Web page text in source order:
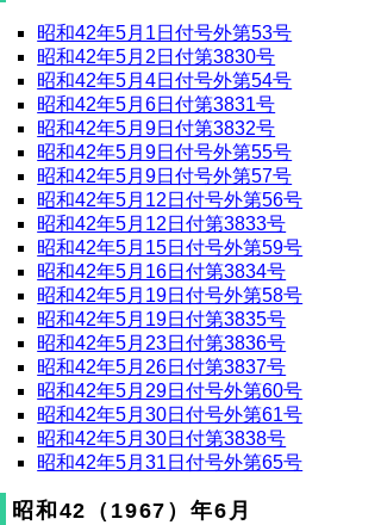
昭和42年5月1日付号外第53号
昭和42年5月2日付第3830号
昭和42年5月4日付号外第54号
昭和42年5月6日付第3831号
昭和42年5月9日付第3832号
昭和42年5月9日付号外第55号
昭和42年5月9日付号外第57号
昭和42年5月12日付号外第56号
昭和42年5月12日付第3833号
昭和42年5月15日付号外第59号
昭和42年5月16日付第3834号
昭和42年5月19日付号外第58号
昭和42年5月19日付第3835号
昭和42年5月23日付第3836号
昭和42年5月26日付第3837号
昭和42年5月29日付号外第60号
昭和42年5月30日付号外第61号
昭和42年5月30日付第3838号
昭和42年5月31日付号外第65号
昭和42（1967）年6月